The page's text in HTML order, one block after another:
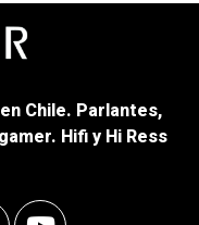
Chile. Parlantes,
Hifi y Hi Ress